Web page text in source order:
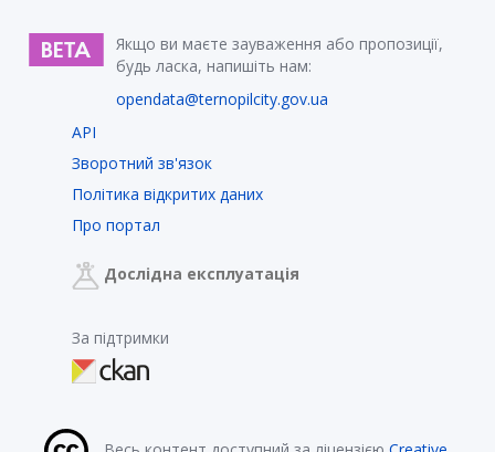
Якщо ви маєте зауваження або пропозиції,
будь ласка, напишіть нам:
opendata@ternopilcity.gov.ua
API
Зворотний зв'язок
Політика відкритих даних
Про портал
Дослідна експлуатація
За підтримки